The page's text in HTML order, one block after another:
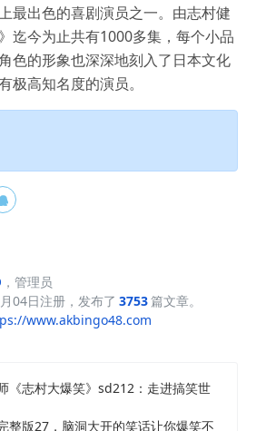
最出色的喜剧演员之一。由志村健
迄今为止共有1000多集，每个小品
色的形象也深深地刻入了日本文化
极高知名度的演员。
，管理员
04日注册，发布了 3753篇文章。
www.akbingo48.com
《志村大爆笑》sd212：走进搞笑世
整版27，脑洞大开的笑话让你爆笑不